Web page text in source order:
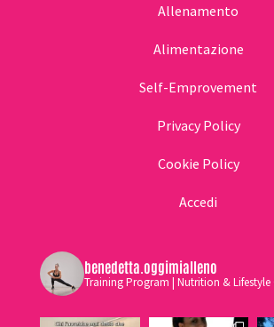
Allenamento
Alimentazione
Self-Emprovement
Privacy Policy
Cookie Policy
Accedi
benedetta.oggimialleno
Training Program | Nutrition & Lifestyle